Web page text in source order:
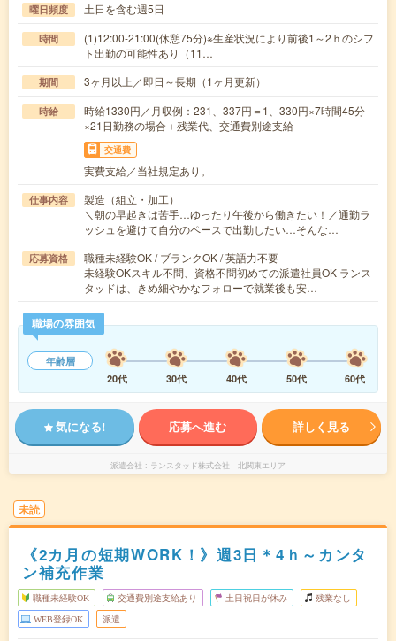
曜日頻度 土日を含む週5日
時間
(1)12:00-21:00(休憩75分)※生産状況により前後1～2ｈのシフ
ト出勤の可能性あり（11…
期間 3ヶ月以上／即日～長期（1ヶ月更新）
時給
時給1330円／月収例：231、337円＝1、330円×7時間45分
×21日勤務の場合＋残業代、交通費別途支給
交通費
実費支給／当社規定あり。
仕事内容
製造（組立・加工）
＼朝の早起きは苦手…ゆったり午後から働きたい！／通勤ラ
ッシュを避けて自分のペースで出勤したい…そんな…
応募資格
職種未経験OK / ブランクOK / 英語力不要
未経験OKスキル不問、資格不問初めての派遣社員OK ランス
タッドは、きめ細やかなフォローで就業後も安…
職場の雰囲気
年齢層
20代
30代 40代 50代 60代
気になる! 応募へ進む 詳しく見る
派遣会社 ランスタッド株式会社 北関東エリア
未読
《2カ月の短期WORK！》週3日＊4ｈ～カンタ
ン補充作業
職種未経験OK 交通費別途支給あり 土日祝日が休み 残業なし
WEB登録OK 派遣